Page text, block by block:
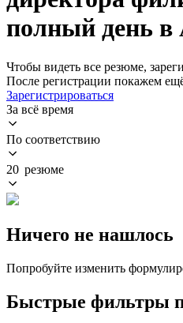
полный день в
Чтобы видеть все резюме,
После регистрации покажем
Зарегистрироваться
За всё время
По соответствию
20 резюме
Ничего не нашлось
Попробуйте изменить
Быстрые фильтры